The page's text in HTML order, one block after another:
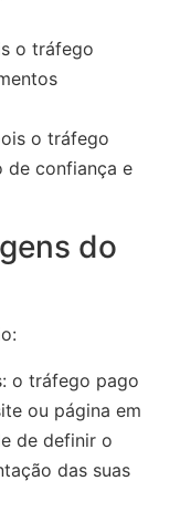
o tráfego
o tráfego
de confiança e
do
o tráfego pago
ou página em
de definir o
das suas